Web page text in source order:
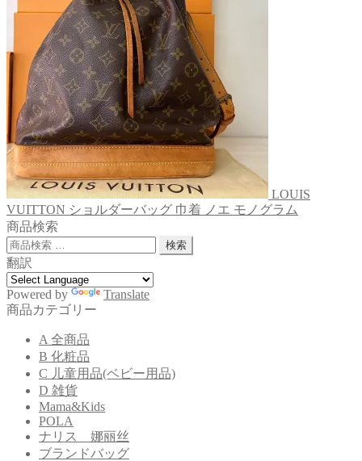
LOUIS
VUITTON ショルダーバッグ 巾着 ノエ モノグラム
商品検索
検
索
対
象:
検索
翻訳
Powered by
Translate
商品カテゴリー
A 全商品
B 化粧品
C 儿童用品(ベビー用品)
D 雑貨
Mama&Kids
POLA
ナリス 娜丽丝
ブランドバッグ